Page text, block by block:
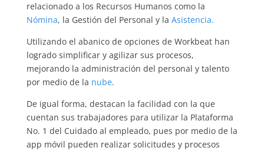
relacionado a los Recursos Humanos como la
Nómina, la Gestión del Personal y la Asistencia.
Utilizando el abanico de opciones de Workbeat han
logrado simplificar y agilizar sus procesos,
mejorando la administración del personal y talento
por medio de la nube.
De igual forma, destacan la facilidad con la que
cuentan sus trabajadores para utilizar la Plataforma
No. 1 del Cuidado al empleado, pues por medio de la
app móvil pueden realizar solicitudes y procesos